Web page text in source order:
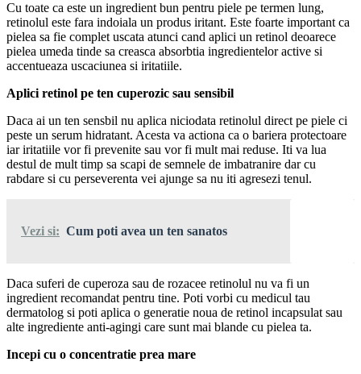
Cu toate ca este un ingredient bun pentru piele pe termen lung,
retinolul este fara indoiala un produs iritant. Este foarte important ca
pielea sa fie complet uscata atunci cand aplici un retinol deoarece
pielea umeda tinde sa creasca absorbtia ingredientelor active si
accentueaza uscaciunea si iritatiile.
Aplici retinol pe ten cuperozic sau sensibil
Daca ai un ten sensbil nu aplica niciodata retinolul direct pe piele ci
peste un serum hidratant. Acesta va actiona ca o bariera protectoare
iar iritatiile vor fi prevenite sau vor fi mult mai reduse. Iti va lua
destul de mult timp sa scapi de semnele de imbatranire dar cu
rabdare si cu perseverenta vei ajunge sa nu iti agresezi tenul.
Vezi si: Cum poti avea un ten sanatos
Daca suferi de cuperoza sau de rozacee retinolul nu va fi un
ingredient recomandat pentru tine. Poti vorbi cu medicul tau
dermatolog si poti aplica o generatie noua de retinol incapsulat sau
alte ingrediente anti-agingi care sunt mai blande cu pielea ta.
Incepi cu o concentratie prea mare